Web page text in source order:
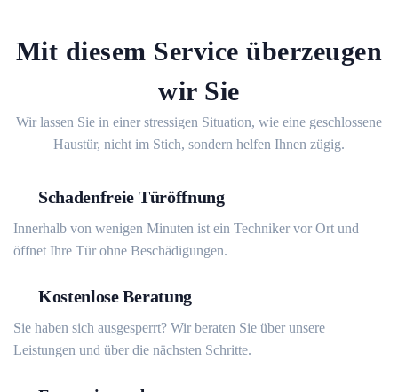
Mit diesem Service überzeugen
wir Sie
Wir lassen Sie in einer stressigen Situation, wie eine geschlossene
Haustür, nicht im Stich, sondern helfen Ihnen zügig.
Schadenfreie Türöffnung
Innerhalb von wenigen Minuten ist ein Techniker vor Ort und
öffnet Ihre Tür ohne Beschädigungen.
Kostenlose Beratung
Sie haben sich ausgesperrt? Wir beraten Sie über unsere
Leistungen und über die nächsten Schritte.